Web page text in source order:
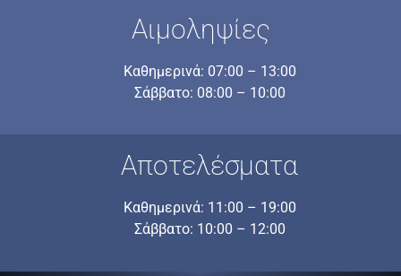
Αιμοληψίες
Καθημερινά: 07:00 – 13:00
Σάββατο: 08:00 – 10:00
Αποτελέσματα
Καθημερινά: 11:00 – 19:00
Σάββατο: 10:00 – 12:00